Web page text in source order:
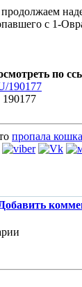
с 1-
по
190177
190177
пропала кошка
Добавить